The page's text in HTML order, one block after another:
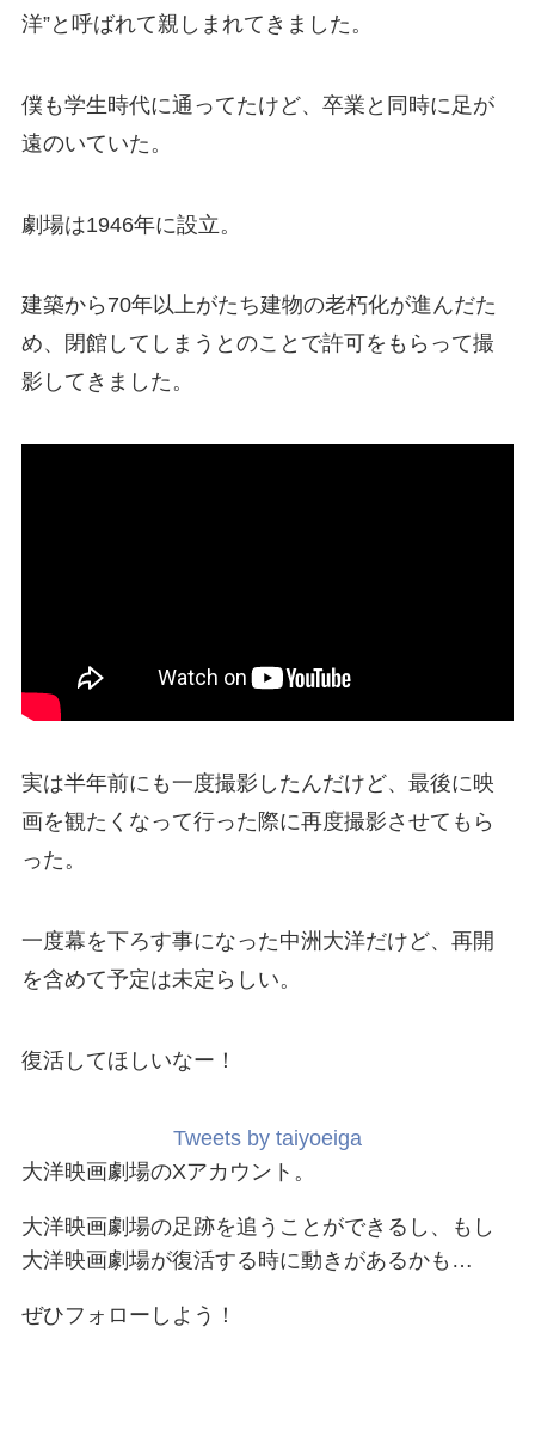
洋”と呼ばれて親しまれてきました。
僕も学生時代に通ってたけど、卒業と同時に足が
遠のいていた。
劇場は1946年に設立。
建築から70年以上がたち建物の老朽化が進んだた
め、閉館してしまうとのことで許可をもらって撮
影してきました。
実は半年前にも一度撮影したんだけど、最後に映
画を観たくなって行った際に再度撮影させてもら
った。
一度幕を下ろす事になった中洲大洋だけど、再開
を含めて予定は未定らしい。
復活してほしいなー！
Tweets by taiyoeiga
大洋映画劇場のXアカウント。
大洋映画劇場の足跡を追うことができるし、もし
大洋映画劇場が復活する時に動きがあるかも…
ぜひフォローしよう！